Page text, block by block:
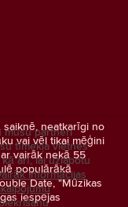
neatkarīgi no
vai vēl tikai mēģini
vairāk nekā 55
populārākā
Date, "Mūzikas
iespējas
mūsu partneri
tīmekļa vietnes
arī, lai uzlabotu
informācijas